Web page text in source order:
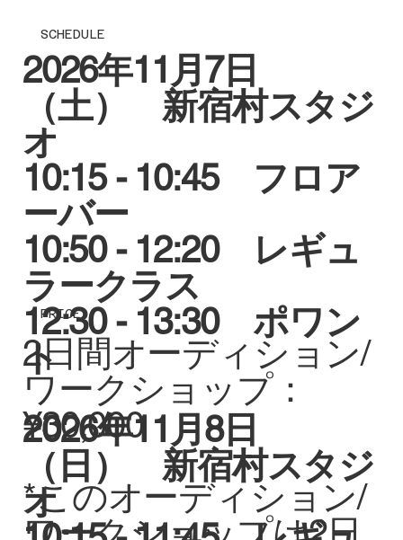
SCHEDULE
2026年11月7日
（土） 新宿村スタジ
オ
10:15 - 10:45 フロア
ーバー
10:50 - 12:20 レギュ
ラークラス
12:30 - 13:30 ポワン
ト
2026年11月8日
（日） 新宿村スタジ
オ
PRICE
2日間オーディション/
ワークショップ：
¥30,000
*このオーディション/